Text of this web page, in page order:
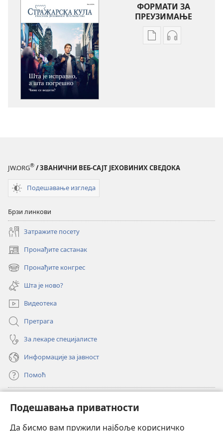
Подешавања приватности
Да бисмо вам пружили најбоље корисничко
ФОРМАТИ ЗА
ПРЕУЗИМАЊЕ
Формати
шта
водити?
Формати
шта
водити?
JW.ORG® / ЗВАНИЧНИ ВЕБ-САЈТ ЈЕХОВИНИХ СВЕДОКА
Подешавање изгледа
Брзи линкови
Затражите посету
Пронађите састанак
(отвара
нови
прозор)
Пронађите конгрес
(отвара
нови
прозор)
Шта је ново?
Видеотека
Претрага
За лекаре специјалисте
Информације за јавност
Помоћ
(отвара
нови
прозор)ОНЛАЈН БИБЛИОТЕКА Watchtower